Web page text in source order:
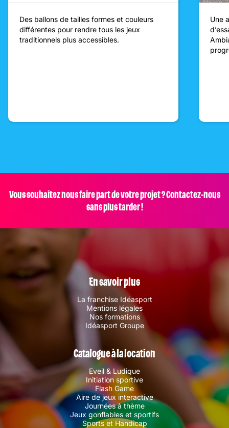
Des ballons de tailles formes et couleurs
différentes pour rendre tous les jeux
traditionnels plus accessibles.
Une
Vous souhaitez nous faire part de votre projet ? Contactez-nous
sans plus tarder !
En savoir plus
La franchise Idéasport
Mentions légales
Nos formations
Idéasport Groupe
Catalogue à la location
Eveil & Ludique
Initiation sportive
Flash Game
Aire de jeux interactive
Journées à thème
Jeux gonflables et sportifs
Sports et Handicap